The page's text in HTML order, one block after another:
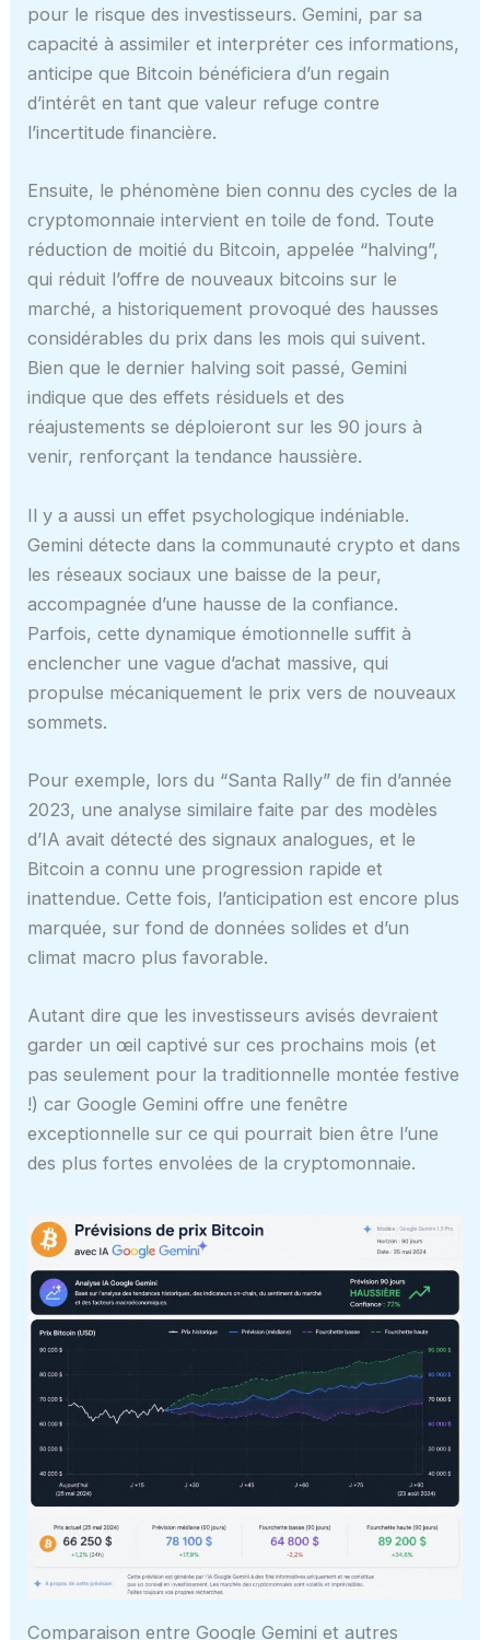
pour le risque des investisseurs. Gemini, par sa
capacité à assimiler et interpréter ces informations,
anticipe que Bitcoin bénéficiera d’un regain
d’intérêt en tant que valeur refuge contre
l’incertitude financière.
Ensuite, le phénomène bien connu des cycles de la
cryptomonnaie intervient en toile de fond. Toute
réduction de moitié du Bitcoin, appelée “halving”,
qui réduit l’offre de nouveaux bitcoins sur le
marché, a historiquement provoqué des hausses
considérables du prix dans les mois qui suivent.
Bien que le dernier halving soit passé, Gemini
indique que des effets résiduels et des
réajustements se déploieront sur les 90 jours à
venir, renforçant la tendance haussière.
Il y a aussi un effet psychologique indéniable.
Gemini détecte dans la communauté crypto et dans
les réseaux sociaux une baisse de la peur,
accompagnée d’une hausse de la confiance.
Parfois, cette dynamique émotionnelle suffit à
enclencher une vague d’achat massive, qui
propulse mécaniquement le prix vers de nouveaux
sommets.
Pour exemple, lors du “Santa Rally” de fin d’année
2023, une analyse similaire faite par des modèles
d’IA avait détecté des signaux analogues, et le
Bitcoin a connu une progression rapide et
inattendue. Cette fois, l’anticipation est encore plus
marquée, sur fond de données solides et d’un
climat macro plus favorable.
Autant dire que les investisseurs avisés devraient
garder un œil captivé sur ces prochains mois (et
pas seulement pour la traditionnelle montée festive
!) car Google Gemini offre une fenêtre
exceptionnelle sur ce qui pourrait bien être l’une
des plus fortes envolées de la cryptomonnaie.
Comparaison entre Google Gemini et autres